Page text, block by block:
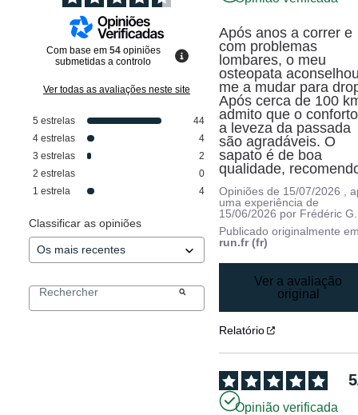
Com base em 54 opiniões
submetidas a controlo
Ver todas as avaliações neste site
5 estrelas
44
4 estrelas
4
3 estrelas
2
2 estrelas
0
1 estrela 4
Classificar as opiniões
Após anos a correr e
com problemas
lombares, o meu
osteopata
me a mudar para
Após cerca de 100
admito que o
a leveza da passada
são agradáveis. O
sapato é de boa
qualidade,
Opiniões de 15/07/2026
,
uma experiência de
15/06/2026 por Frédéric G.
Publicado originalmente
run.fr (fr)
Ver a avaliação
original
Relatório
5
Opinião verificada